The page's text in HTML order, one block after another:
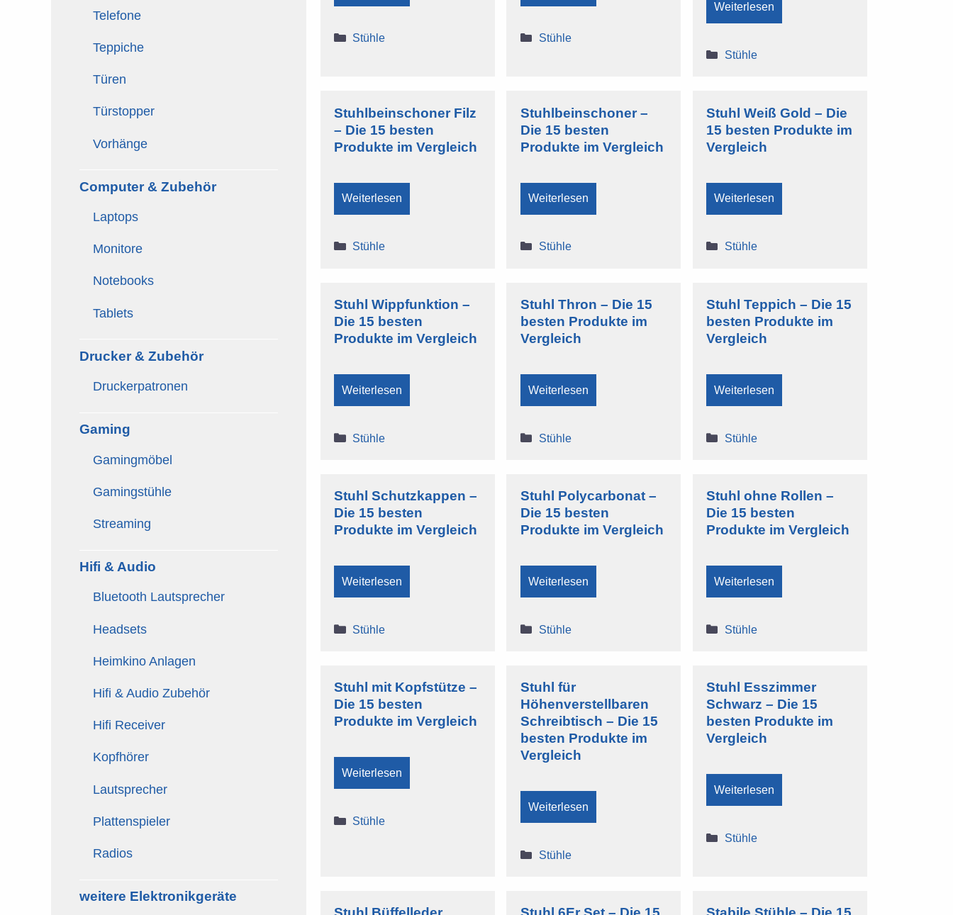
Kategorien
Stühle Kategorien
Stühle
Weiterlesen
Kategorien
Stühle
Stuhlbeinschoner Filz
– Die 15 besten
Produkte im Vergleich
Weiterlesen
Kategorien
Stühle
Stuhlbeinschoner –
Die 15 besten
Produkte im Vergleich
Weiterlesen
Kategorien
Stühle
Stuhl Weiß Gold – Die
15 besten Produkte im
Vergleich
Weiterlesen
Kategorien
Stühle
Stuhl Wippfunktion –
Die 15 besten
Produkte im Vergleich
Weiterlesen
Kategorien
Stühle
Stuhl Thron – Die 15
besten Produkte im
Vergleich
Weiterlesen
Kategorien
Stühle
Stuhl Teppich – Die 15
besten Produkte im
Vergleich
Weiterlesen
Kategorien
Stühle
Stuhl Schutzkappen –
Die 15 besten
Produkte im Vergleich
Weiterlesen
Kategorien
Stühle
Stuhl Polycarbonat –
Die 15 besten
Produkte im Vergleich
Weiterlesen
Kategorien
Stühle
Stuhl ohne Rollen –
Die 15 besten
Produkte im Vergleich
Weiterlesen
Kategorien
Stühle
Stuhl mit Kopfstütze –
Die 15 besten
Produkte im Vergleich
Weiterlesen
Kategorien
Stühle
Stuhl für
Höhenverstellbaren
Schreibtisch – Die 15
besten Produkte im
Vergleich
Weiterlesen
Kategorien
Stühle
Stuhl Esszimmer
Schwarz – Die 15
besten Produkte im
Vergleich
Weiterlesen
Kategorien
Stühle
Telefone
Teppiche
Türen
Türstopper
Vorhänge
Computer & Zubehör
Laptops
Monitore
Notebooks
Tablets
Drucker & Zubehör
Druckerpatronen
Gaming
Gamingmöbel
Gamingstühle
Streaming
Hifi & Audio
Bluetooth Lautsprecher
Headsets
Heimkino Anlagen
Hifi & Audio Zubehör
Hifi Receiver
Kopfhörer
Lautsprecher
Plattenspieler
Radios
weitere Elektronikgeräte